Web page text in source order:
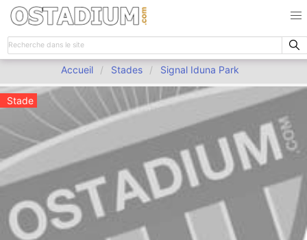
Accueil Stades Signal Iduna Park
Stade